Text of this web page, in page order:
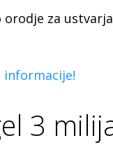
orodje za
informacije!
3